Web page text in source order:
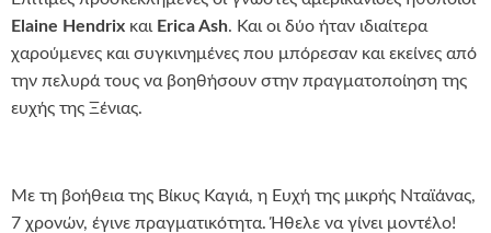
Elaine Hendrix και Erica Ash. Και οι δύο ήταν ιδιαίτερα
χαρούμενες και συγκινημένες που μπόρεσαν και εκείνες από
την πελυρά τους να βοηθήσουν στην πραγματοποίηση της
ευχής της Ξένιας.
Με τη βοήθεια της Βίκυς Καγιά, η Ευχή της μικρής Νταϊάνας,
7 χρονών, έγινε πραγματικότητα. Ήθελε να γίνει μοντέλο!